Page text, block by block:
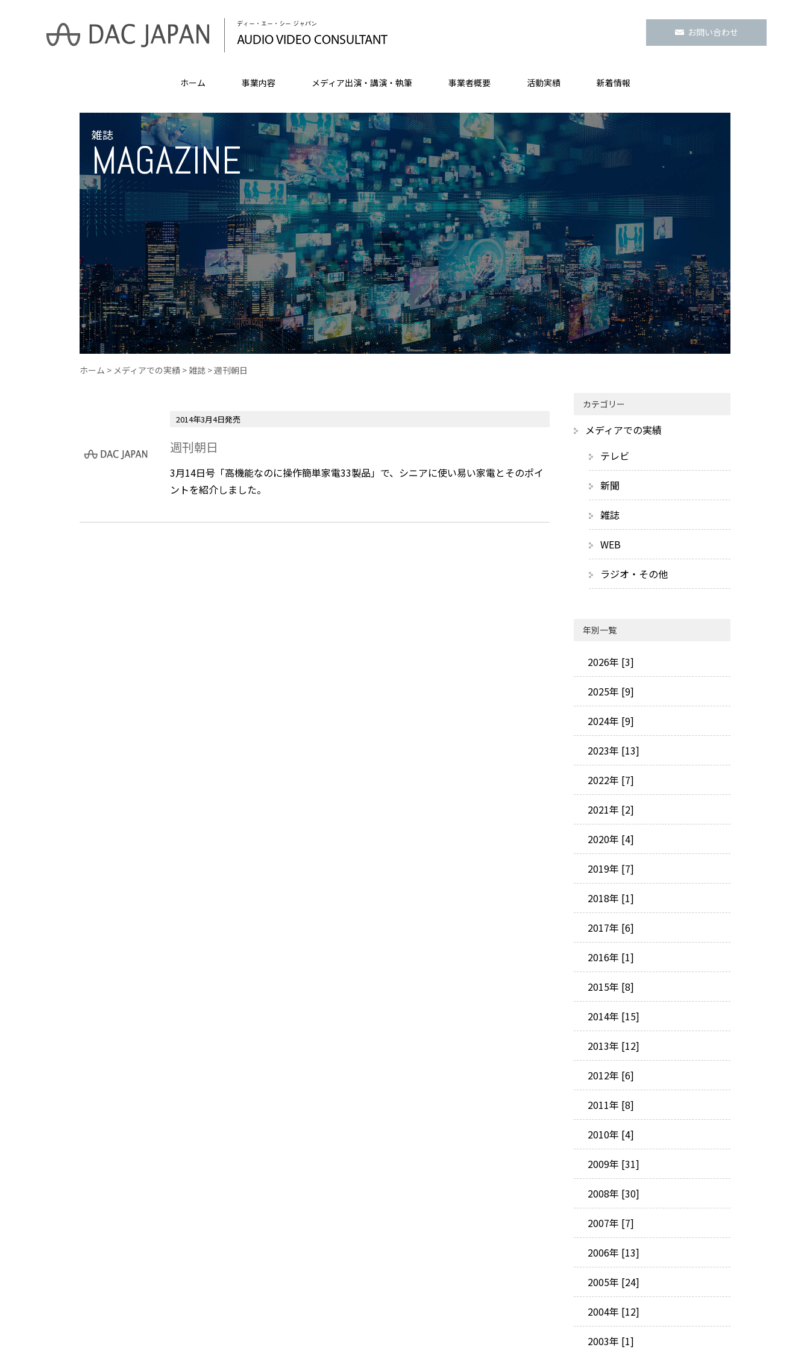
ディー・エー・シー ジャパン
AUDIO VIDEO CONSULTANT
お問い合わせ
ホーム 事業内容 メディア出演・講演・執筆 事業者概要 活動実績 新着情報
雑誌
MAGAZINE
ホーム > メディアでの実績 > 雑誌 >週刊朝日
2014年3月4日発売
週刊朝日
3月14日号「高機能なのに操作簡単家電33製品」で、シニアに使い易い家電とそのポイ
ントを紹介しました。
カテゴリー
メディアでの実績
テレビ
新聞
雑誌
WEB
ラジオ・その他
年別一覧
2026年 [3]
2025年 [9]
2024年 [9]
2023年 [13]
2022年 [7]
2021年 [2]
2020年 [4]
2019年 [7]
2018年 [1]
2017年 [6]
2016年 [1]
2015年 [8]
2014年 [15]
2013年 [12]
2012年 [6]
2011年 [8]
2010年 [4]
2009年 [31]
2008年 [30]
2007年 [7]
2006年 [13]
2005年 [24]
2004年 [12]
2003年 [1]